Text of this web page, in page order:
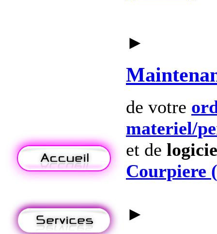
►
de votre
materiel/
et de
Courpiere
►